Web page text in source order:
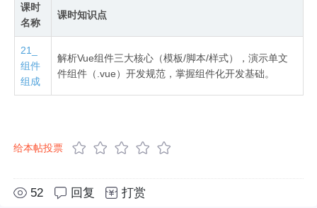
课时
名称
课时知识点
21_
组件
组成
解析Vue组件三大核心（模板/脚本/样式），演示单文
件组件（.vue）开发规范，掌握组件化开发基础。
给本帖投票
52 回复 打赏